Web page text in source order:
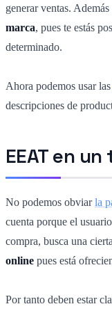
generar ventas.
marca, pues te estás
determinado.
Ahora podemos usar las
descripciones de
EEAT en
No podemos obviarla
cuenta porque el
compra, busca una cierta
online pues está
Por tanto deben estar